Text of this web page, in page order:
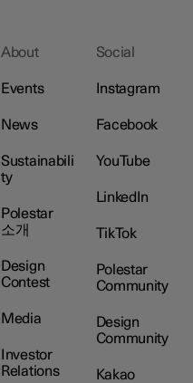
About
Events
News
Sustainabili
ty
Polestar
소개
Design
Contest
Media
Investor
Relations
Social
Instagram
Facebook
YouTube
LinkedIn
TikTok
Polestar
Community
Design
Community
Kakao